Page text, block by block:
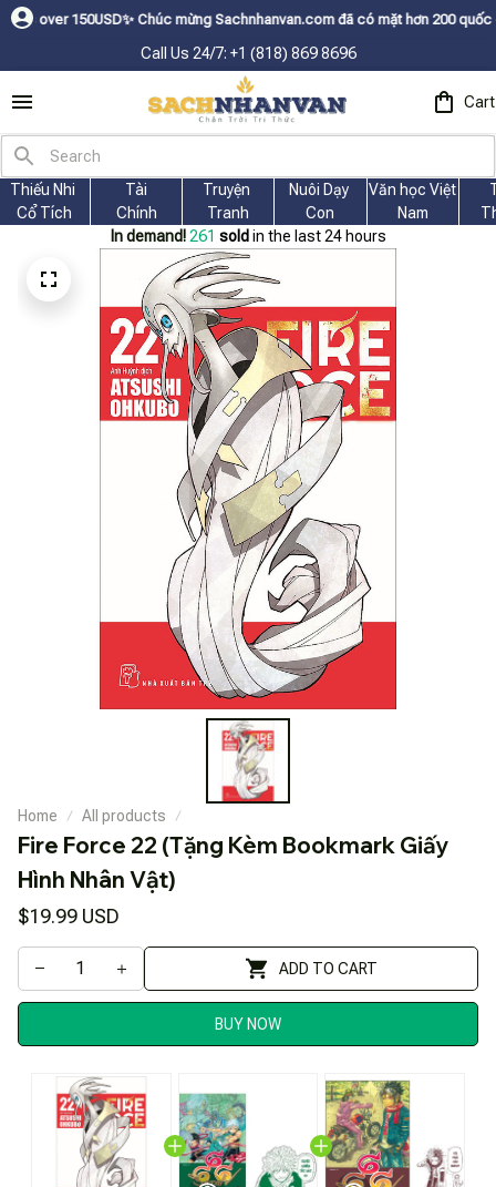
ㅤ✨ Chúc mừng Sachnhanvan.com đã có mặt hơn 200 quốc gia như
Call Us 24/7: +1 (818) 869 8696
Cart
Thiếu Nhi
Cổ Tích
Tài
Chính
Truyện
Tranh
Nuôi Dạy
Con
Văn học Việt
Nam
In demand! 262 sold in the last 24 hours
Home All products
Fire Force 22 (Tặng Kèm Bookmark Giấy
Hình Nhân Vật)
$19.99 USD
ADD TO CART
BUY NOW